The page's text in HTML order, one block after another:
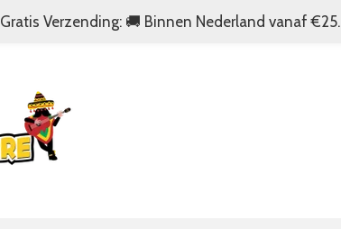
Gratis Verzending: 🚚 Binnen Nederland vanaf €25.